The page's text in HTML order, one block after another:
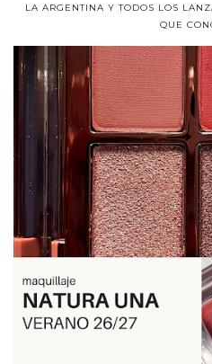
LA ARGENTINA Y TODOS LOS
QUE